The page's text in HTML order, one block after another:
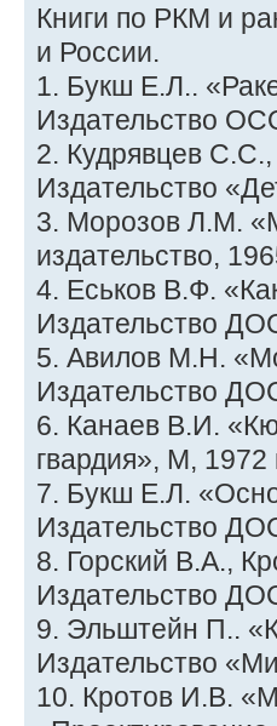
Книги по РКМ и
и России.
1. Букш Е.Л..
Издательство
2. Кудрявцев
Издательство
3. Морозов Л.М.
издательство,
4. Еськов В.Ф.
Издательство
5. Авилов М.Н.
Издательство
6. Канаев В.И.
гвардия», М, 1972
7. Букш Е.Л.
Издательство
8. Горский В.А.,
Издательство
9. Эльштейн П..
Издательство
10. Кротов И.В.